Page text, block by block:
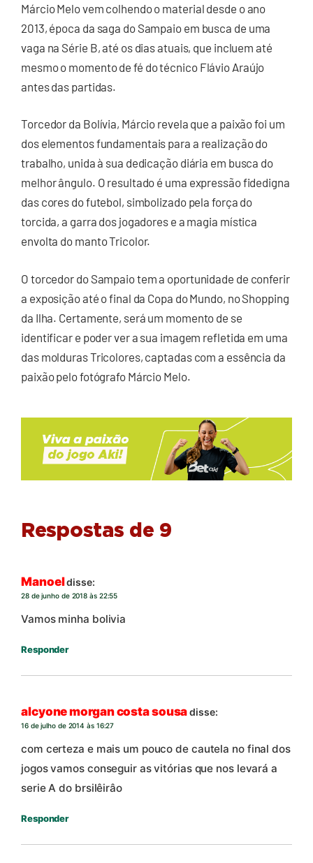
Márcio Melo vem colhendo o material desde o ano
2013, época da saga do Sampaio em busca de uma
vaga na Série B, até os dias atuais, que incluem até
mesmo o momento de fé do técnico Flávio Araújo
antes das partidas.
Torcedor da Bolívia, Márcio revela que a paixão foi um
dos elementos fundamentais para a realização do
trabalho, unida à sua dedicação diária em busca do
melhor ângulo. O resultado é uma expressão fidedigna
das cores do futebol, simbolizado pela força do
torcida, a garra dos jogadores e a magia mística
envolta do manto Tricolor.
O torcedor do Sampaio tem a oportunidade de conferir
a exposição até o final da Copa do Mundo, no Shopping
da Ilha. Certamente, será um momento de se
identificar e poder ver a sua imagem refletida em uma
das molduras Tricolores, captadas com a essência da
paixão pelo fotógrafo Márcio Melo.
Respostas de 9
Manoeldisse:
28 de junho de 2018 às 22:55
Vamos minha bolivia
Responder
alcyone morgan costa sousadisse:
16 de julho de 2014 às 16:27
com certeza e mais um pouco de cautela no final dos
jogos vamos conseguir as vitórias que nos levará a
serie A do brsilêirâo
Responder